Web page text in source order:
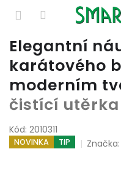
Přejít
obsah
Elegantní
karátového
moderním
čistící
Kód: 2010311
NOVINKA TIP Značka: